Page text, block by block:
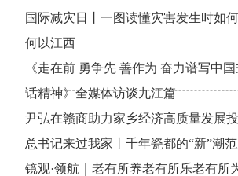
国际减灾日丨一图读懂灾害发生时如
何以江西
《走在前 勇争先 善作为 奋力谱写
话精神》全媒体访谈九江篇
尹弘在赣商助力家乡经济高质量发展
总书记来过我家丨千年瓷都的“新”潮
镜观·领航｜老有所养老有所乐老有所